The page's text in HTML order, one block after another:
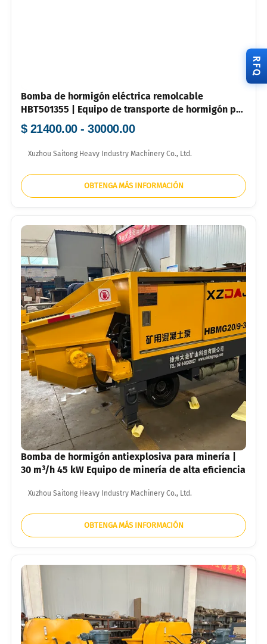
Bomba de hormigón eléctrica remolcable
HBT501355 | Equipo de transporte de hormigón por
tuberías de alta eficiencia
$ 21400.00 - 30000.00
Xuzhou Saitong Heavy Industry Machinery Co., Ltd.
OBTENGA MÁS INFORMACIÓN
Bomba de hormigón antiexplosiva para minería |
30 m³/h 45 kW Equipo de minería de alta eficiencia
Xuzhou Saitong Heavy Industry Machinery Co., Ltd.
OBTENGA MÁS INFORMACIÓN
RFQ